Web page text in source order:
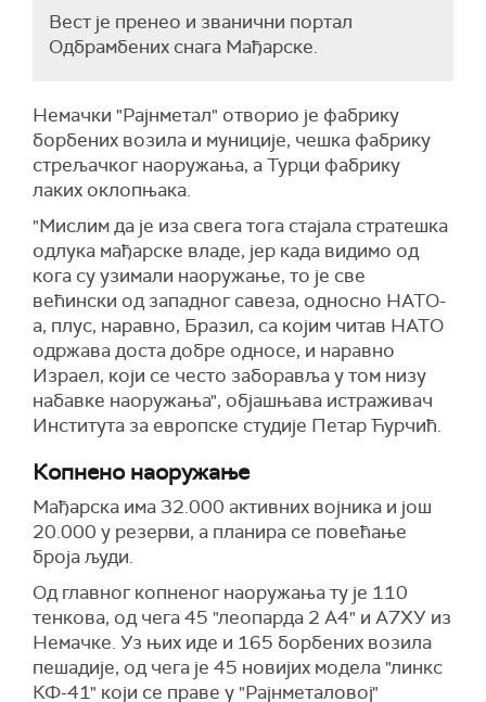
Вест је пренео и званични портал
Одбрамбених снага Мађарске.
Немачки "Рајнметал" отворио је фабрику
борбених возила и муниције, чешка фабрику
стрељачког наоружања, а Турци фабрику
лаких оклопњака.
"Мислим да је иза свега тога стајала стратешка
одлука мађарске владе, јер када видимо од
кога су узимали наоружање, то је све
већински од западног савеза, односно НАТО-
а, плус, наравно, Бразил, са којим читав НАТО
одржава доста добре односе, и наравно
Израел, који се често заборавља у том низу
набавке наоружања", објашњава истраживач
Института за европске студије Петар Ћурчић.
Копнено наоружање
Мађарска има 32.000 активних војника и још
20.000 у резерви, а планира се повећање
броја људи.
Од главног копненог наоружања ту је 110
тенкова, од чега 45 "леопарда 2 А4" и А7ХУ из
Немачке. Уз њих иде и 165 борбених возила
пешадије, од чега је 45 новијих модела "линкс
КФ-41" који се праве у "Рајнметаловој"